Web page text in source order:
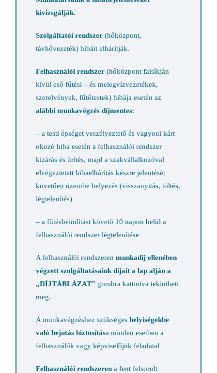
kivizsgálják.
Szolgáltatói rendszer (hőközpont,
távhővezeték) hibáit elhárítják.
Felhasználói rendszer (hőközpont falsíkján
kívül eső fűtési – és melegvízvezetékek,
szerelvények, fűtőtestek) hibája esetén az
alábbi munkavégzés díjmentes:
– a testi épséget veszélyeztető és vagyoni kárt
okozó hiba esetén a felhasználói rendszer
kizárás és ürítés, majd a szakvállalkozóval
elvégeztetett hibaelhárítás készre jelentését
követően üzembe helyezés (visszanyitás, töltés,
légtelenítés)
– a fűtésbeindítást követő 10 napon belül a
felhasználói rendszer légtelenítése
A felhasználói rendszerenmunkadíj ellenében
végzett szolgáltatásaink díjait a lap alján a
„DÍJTÁBLÁZAT” gombra kattintva tekintheti
meg.
A munkavégzéshez szükségeshelyiségekbe
való bejutás biztosítása minden esetben a
felhasználók vagy képviselőjük feladata!
Felhasználói rendszeren a fent felsorolt